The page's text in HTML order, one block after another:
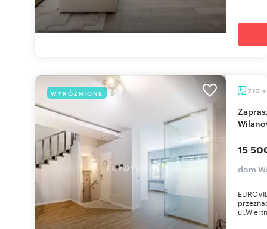
WYRÓŻNIONE 270 m
Zapraszam do wynajmu nowoczesnego domu w
15
dom